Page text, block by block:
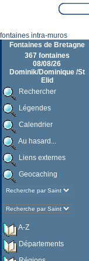
fontaines intra-muros
Fontaines de Bretagne
367 fontaines
08/08/26
Dominik/Dominique /St
Elid
Rechercher
Légendes
Calendrier
Au hasard...
Liens externes
Geocaching
A-Z
Départements